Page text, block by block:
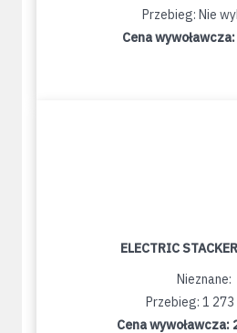
Przebieg: Nie
Cena wywoławcza:
ELECTRIC
Nieznane:
Przebieg: 1 273
Cena wywoławcza: